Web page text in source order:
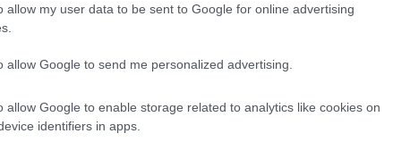
allow my user data to be sent to Google for online advertising
allow Google to send me personalized advertising.
allow Google to enable storage related to analytics like cookies on
identifiers in apps.
okok miatt nem
Max Verstappen átigazolásával
kapcsolatban